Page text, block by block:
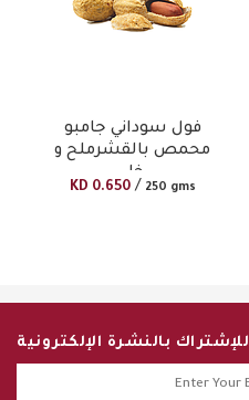
فول سوداني جامبو
محمص بالقشرملح و
خل
KD 0.650 / 250 gms
للإشتراك بالنشرة الإلكترونية